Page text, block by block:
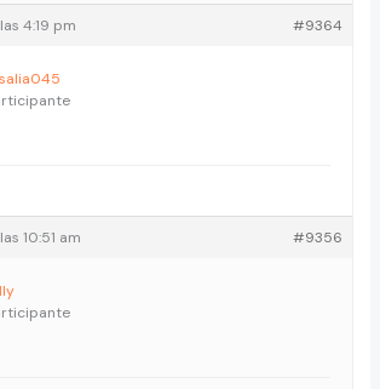
4:19 pm #9364
10:51 am #9356